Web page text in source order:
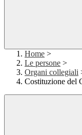
Home >
Le persone >
Organi collegiali
Costituzione del